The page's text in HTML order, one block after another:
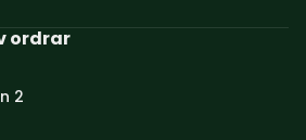
ordrar
2